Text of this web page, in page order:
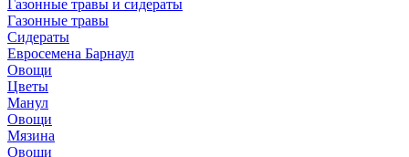
Газонные травы и сидераты
Газонные травы
Сидераты
Евросемена Барнаул
Овощи
Цветы
Манул
Овощи
Мязина
Овощи